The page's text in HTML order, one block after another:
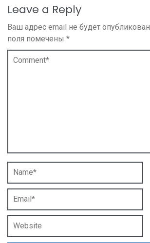
Leave a Reply
Ваш адрес email не будет опубликован.
поля помечены *